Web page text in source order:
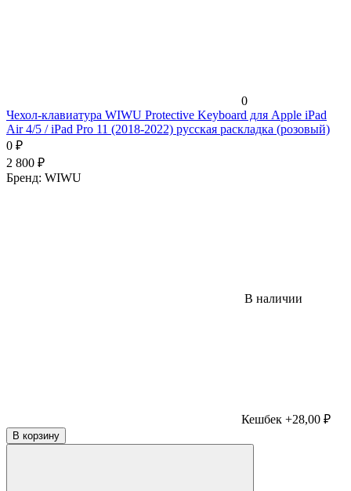
0
Чехол-клавиатура WIWU Protective Keyboard для Apple iPad
Air 4/5 / iPad Pro 11 (2018-2022) русская раскладка (розовый)
0 ₽
2 800 ₽
Бренд: WIWU
В наличии
Кешбек +28,00 ₽
В корзину